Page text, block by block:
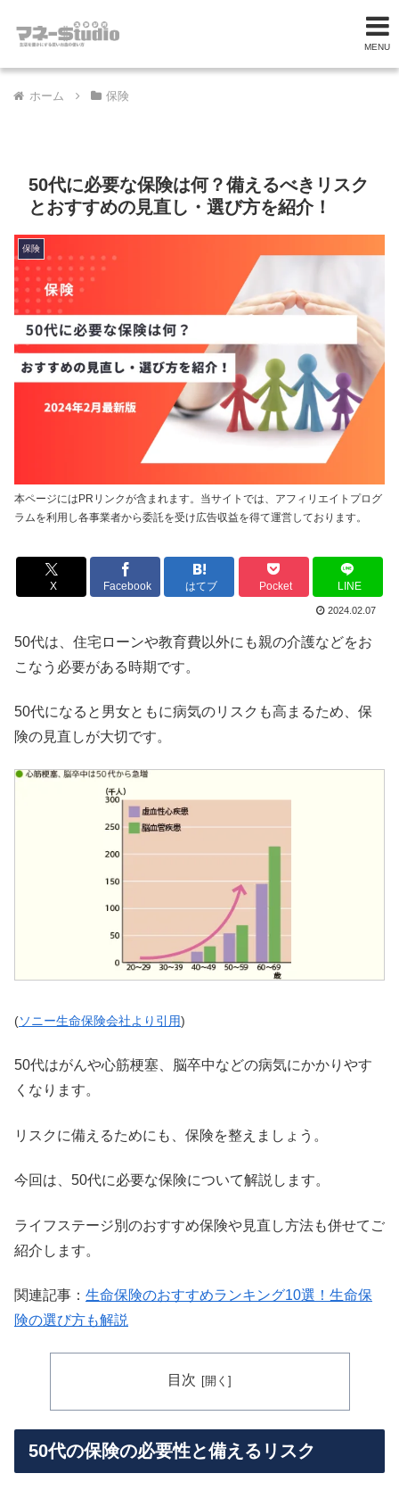
MENU
ホーム 保険
50代に必要な保険は何？備えるべきリスク
とおすすめの見直し・選び方を紹介！
本ページにはPRリンクが含まれます。当サイトでは、アフィリエイトプログ
ラムを利用し各事業者から委託を受け広告収益を得て運営しております。
保険
X Facebook はてブ Pocket LINE
2024.02.07
50代は、住宅ローンや教育費以外にも親の介護などをお
こなう必要がある時期です。
50代になると男女ともに病気のリスクも高まるため、保
険の見直しが大切です。
(ソニー生命保険会社より引用)
50代はがんや心筋梗塞、脳卒中などの病気にかかりやす
くなります。
リスクに備えるためにも、保険を整えましょう。
今回は、50代に必要な保険について解説します。
ライフステージ別のおすすめ保険や見直し方法も併せてご
紹介します。
関連記事： 生命保険のおすすめランキング10選！生命保
険の選び方も解説
目次
50代の保険の必要性と備えるリスク